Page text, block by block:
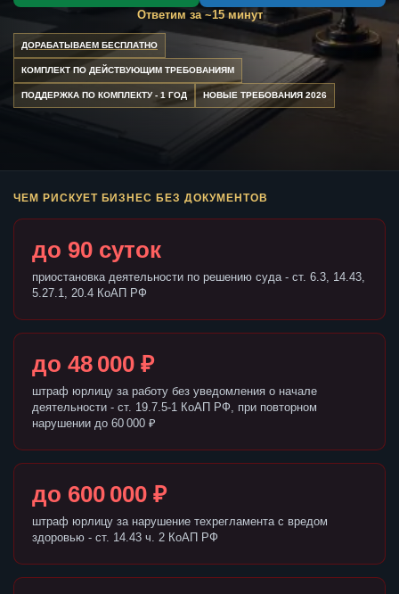
Ответим за ~15 минут
ДОРАБАТЫВАЕМ БЕСПЛАТНО
КОМПЛЕКТ ПО ДЕЙСТВУЮЩИМ ТРЕБОВАНИЯМ
ПОДДЕРЖКА ПО КОМПЛЕКТУ - 1 ГОД НОВЫЕ ТРЕБОВАНИЯ 2026
ЧЕМ РИСКУЕТ БИЗНЕС БЕЗ ДОКУМЕНТОВ
до 90 суток
приостановка деятельности по решению суда - ст. 6.3, 14.43,
5.27.1, 20.4 КоАП РФ
до 48 000 ₽
штраф юрлицу за работу без уведомления о начале
деятельности - ст. 19.7.5-1 КоАП РФ, при повторном
нарушении до 60 000 ₽
до 600 000 ₽
штраф юрлицу за нарушение техрегламента с вредом
здоровью - ст. 14.43 ч. 2 КоАП РФ